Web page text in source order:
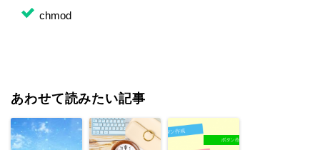
chmod
あわせて読みたい記事